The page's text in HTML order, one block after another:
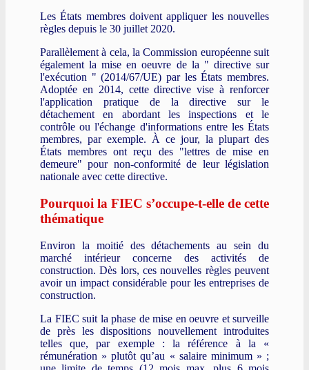
Les États membres doivent appliquer les nouvelles
règles depuis le 30 juillet 2020.
Parallèlement à cela, la Commission européenne suit
également la mise en oeuvre de la " directive sur
l'exécution " (2014/67/UE) par les États membres.
Adoptée en 2014, cette directive vise à renforcer
l'application pratique de la directive sur le
détachement en abordant les inspections et le
contrôle ou l'échange d'informations entre les États
membres, par exemple. À ce jour, la plupart des
États membres ont reçu des "lettres de mise en
demeure" pour non-conformité de leur législation
nationale avec cette directive.
Pourquoi la FIEC s’occupe-t-elle de cette
thématique
Environ la moitié des détachements au sein du
marché intérieur concerne des activités de
construction. Dès lors, ces nouvelles règles peuvent
avoir un impact considérable pour les entreprises de
construction.
La FIEC suit la phase de mise en oeuvre et surveille
de près les dispositions nouvellement introduites
telles que, par exemple : la référence à la «
rémunération » plutôt qu’au « salaire minimum » ;